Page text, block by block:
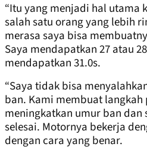
“Itu yang menjadi hal utama
salah satu orang yang lebih
merasa saya bisa
Saya mendapatkan 27 atau
mendapatkan 31.0s.
“Saya tidak bisa
ban. Kami membuat
meningkatkan umur ban dan
selesai. Motornya bekerja
dengan cara yang benar.